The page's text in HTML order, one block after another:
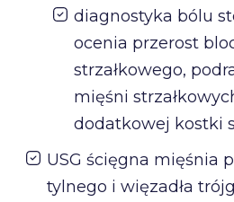
diagnostyka bólu
ocenia przerost
strzałkowego,
mięśni
dodatkowej kostki
USG ścięgna mięśnia
tylnego i więzadła